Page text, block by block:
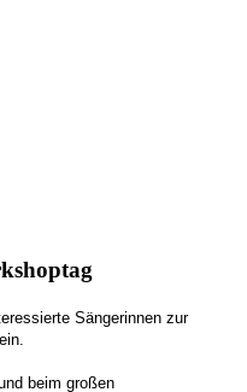
Sängerinnen zur
beim großen